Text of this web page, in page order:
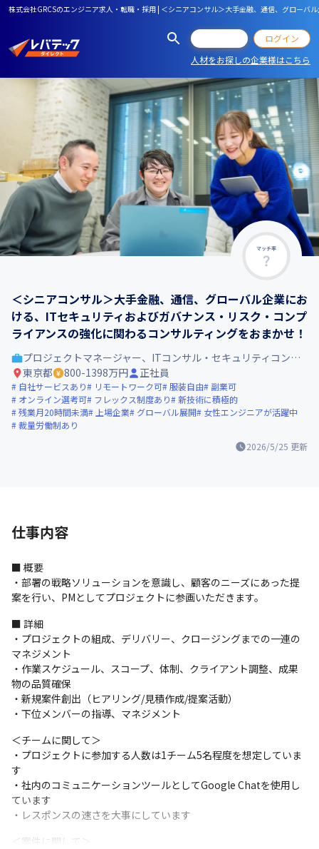
株式会社GRCSのエンジニア求人・転職・採用 | ＜シニアコンサル＞大手金融、通信、グロー
ログイン
人材をお探しの企業様はこちら
マッチ率
＜シニアコンサル＞大手金融、通信、グローバル企業にお
ける、ITセキュリティおよびガバナンス・リスク・コンプ
ライアンスの強化に関わるコンサルティングをおまかせ！
2026/5/25 更新
プロジェクトマネージャー、ITコンサル・セキュリティコンサル
東京都
800-1398万円 正社員
自社サービスあり リモートワーク可 服装自由
副業可
オンライン選考可
フレックス制度あり
新技術に積極的
残業月20時間未満
上場企業 グローバル展開
女性エンジニアが活躍中
裁量労働制あり
仕事内容
■ 概要
・部署の戦略ソリューションを意識し、顧客のニーズにあった提
案を行い、PMとしてプロジェクトに参画いただきます。
■ 詳細
・プロジェクトの組成、デリバリー、クロージングまでの一連の
マネジメント
・作業スケジュール、スコープ、体制、クライアント調整、成果
物の品質確保
・新規案件創出（ヒアリング/見積作成/提案活動）
・下位メンバーの指導、マネジメント
＜チームに関して＞
・プロジェクトに参加する人数は1チーム5名程度を想定していま
す
・社内のコミュニケーションツールとしてGoogle Chatを使用し
ています
・レスポンスの速さを大事にしています
＜案件に関して＞